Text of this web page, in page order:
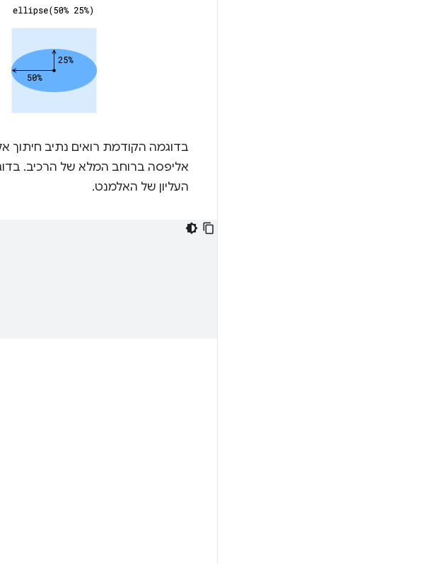
בדוגמה הקודמת רואים נתיב חיתוך
אליפסה ברוחב המלא של הרכיב.
העליון של האלמנט.